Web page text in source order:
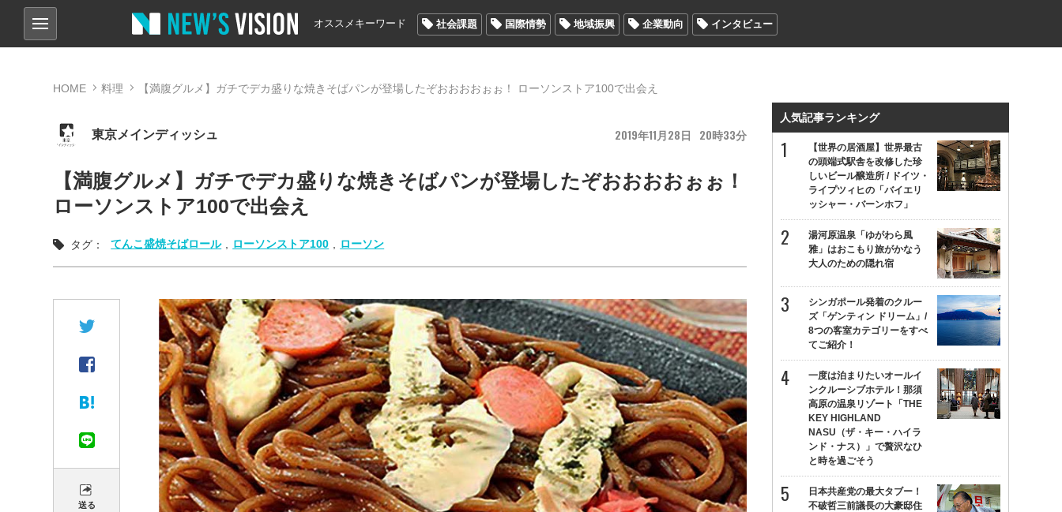
オススメキーワード 社会課題 国際情勢 地域振興 企業動向 インタビュー
HOME 料理 【満腹グルメ】ガチでデカ盛りな焼きそばパンが登場したぞおおおおぉぉ！ ローソンストア100で出会え
東京メインディッシュ 2019 11 28 20 33
【満腹グルメ】ガチでデカ盛りな焼きそばパンが登場したぞおおおおぉぉ！
ローソンストア100で出会え
タグ： てんこ盛焼そばロール ローソンストア100 ローソン
送る
人気記事ランキング
【世界の居酒屋】世界最古
の頭端式駅舎を改修した珍
しいビール醸造所 / ドイツ・
ライプツィヒの「バイエリ
ッシャー・バーンホフ」
湯河原温泉「ゆがわら風
雅」はおこもり旅がかなう
大人のための隠れ宿
シンガポール発着のクルー
ズ「ゲンティン ドリーム」/
8つの客室カテゴリーをすべ
てご紹介！
一度は泊まりたいオールイ
ンクルーシブホテル！那須
高原の温泉リゾート「THE
KEY HIGHLAND
NASU（ザ・キー・ハイラ
ンド・ナス）」で贅沢なひ
と時を過ごそう
日本共産党の最大タブー！
不破哲三前議長の大豪邸住